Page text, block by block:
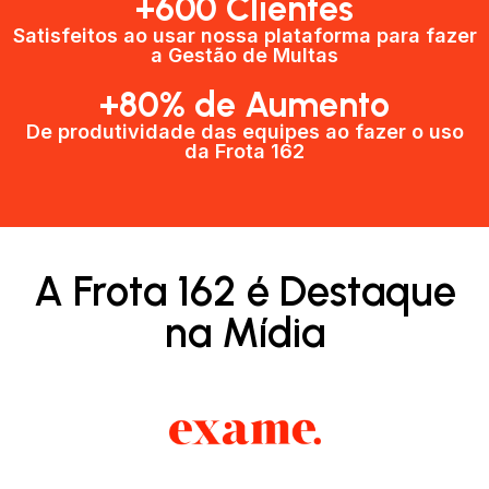
+600 Clientes​
Satisfeitos ao usar nossa plataforma para fazer
a Gestão de Multas​
+80% de Aumento
De produtividade das equipes ao fazer o uso
da Frota 162​
A Frota 162 é Destaque
na Mídia